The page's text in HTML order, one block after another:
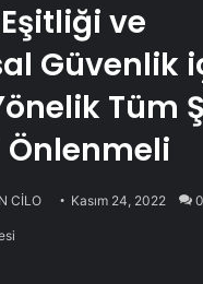
ve
Güvenlik
Tüm
CİLO Kasım 24, 2022 0